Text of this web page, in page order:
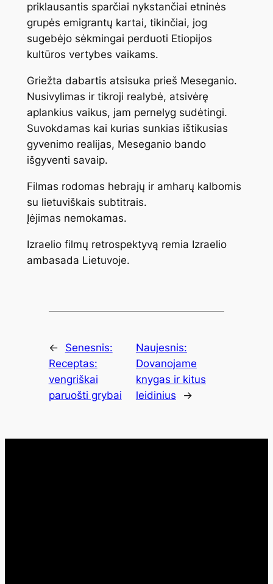
priklausantis sparčiai nykstančiai etninės
grupės emigrantų kartai, tikinčiai, jog
sugebėjo sėkmingai perduoti Etiopijos
kultūros vertybes vaikams.
Griežta dabartis atsisuka prieš Meseganio.
Nusivylimas ir tikroji realybė, atsivėrę
aplankius vaikus, jam pernelyg sudėtingi.
Suvokdamas kai kurias sunkias ištikusias
gyvenimo realijas, Meseganio bando
išgyventi savaip.
Filmas rodomas hebrajų ir amharų kalbomis
su lietuviškais subtitrais.
Įėjimas nemokamas.
Izraelio filmų retrospektyvą remia Izraelio
ambasada Lietuvoje.
←
Senesnis:
Receptas:
vengriškai
paruošti grybai
Naujesnis:
Dovanojame
knygas ir kitus
leidinius
→